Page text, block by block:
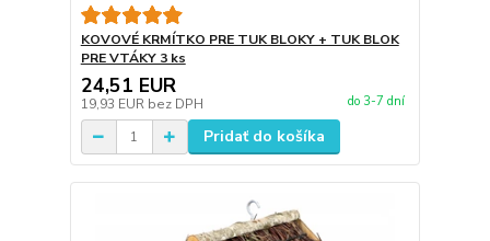
KOVOVÉ KRMÍTKO PRE TUK BLOKY + TUK BLOK
PRE VTÁKY 3 ks
24,51 EUR
19,93 EUR bez DPH do 3-7 dní
Pridať do košíka